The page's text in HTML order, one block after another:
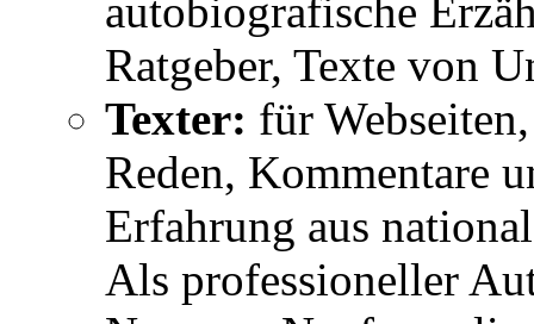
autobiografische
Ratgeber, Texte von
Texter: für
Reden, Kommentare
Erfahrung aus
Als professioneller